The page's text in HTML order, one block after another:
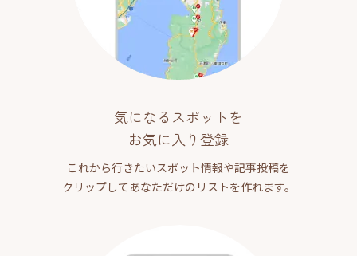
気になるスポットを
お気に入り登録
これから行きたいスポット情報や記事投稿を
クリップしてあなただけのリストを作れます。